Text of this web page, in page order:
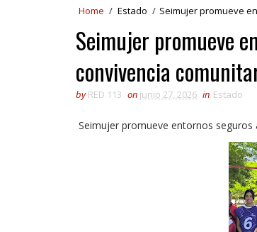
Home / Estado / Seimujer promueve
Seimujer promueve
convivencia
by RED 113 on junio 27, 2026 in Estado
Seimujer promueve entornos